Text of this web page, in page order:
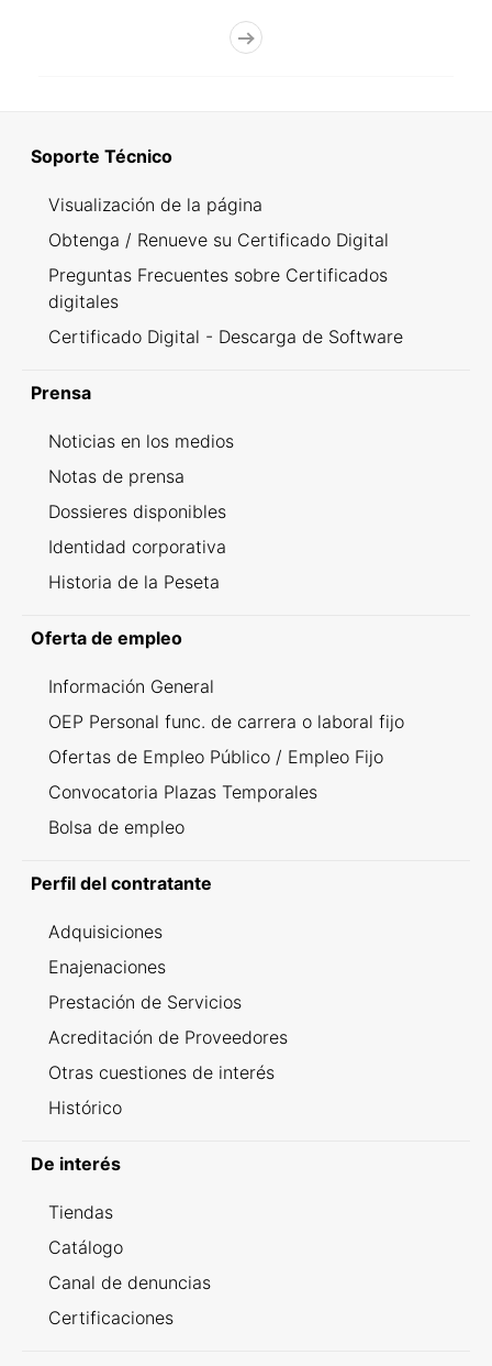
Soporte Técnico
Visualización de la página
Obtenga / Renueve su Certificado Digital
Preguntas Frecuentes sobre Certificados
digitales
Certificado Digital - Descarga de Software
Prensa
Noticias en los medios
Notas de prensa
Dossieres disponibles
Identidad corporativa
Historia de la Peseta
Oferta de empleo
Información General
OEP Personal func. de carrera o laboral fijo
Ofertas de Empleo Público / Empleo Fijo
Convocatoria Plazas Temporales
Bolsa de empleo
Perfil del contratante
Adquisiciones
Enajenaciones
Prestación de Servicios
Acreditación de Proveedores
Otras cuestiones de interés
Histórico
De interés
Tiendas
Catálogo
Canal de denuncias
Certificaciones